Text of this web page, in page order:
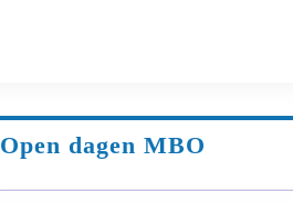
Open dagen MBO